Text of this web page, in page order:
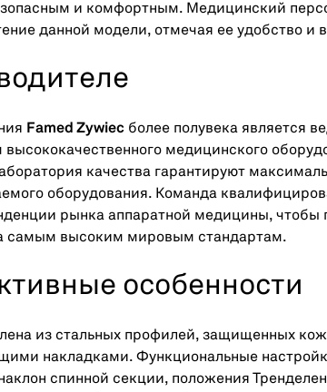
и комфортным. Медицинский
данной модели, отмечая ее удобство и
Famed Zywiec более полувека является
высококачественного медицинского
качества гарантируют
оборудования. Команда
рынка аппаратной медицины, чтобы
самым высоким мировым стандартам.
особенности
из стальных профилей, защищенных
накладками. Функциональные
спинной секции, положения